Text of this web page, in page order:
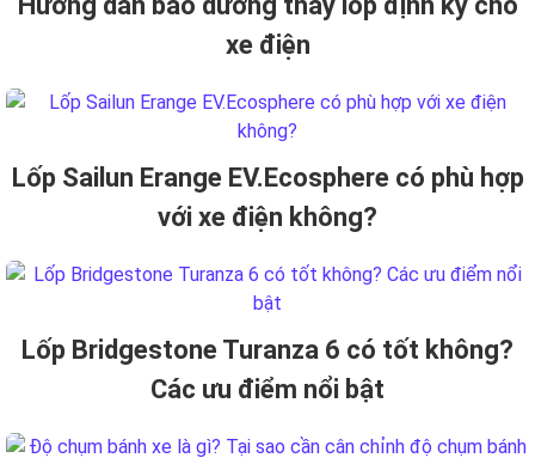
xe điện
Lốp Sailun Erange EV.Ecosphere có phù hợp
với xe điện không?
Lốp Bridgestone Turanza 6 có tốt không?
Các ưu điểm nổi bật